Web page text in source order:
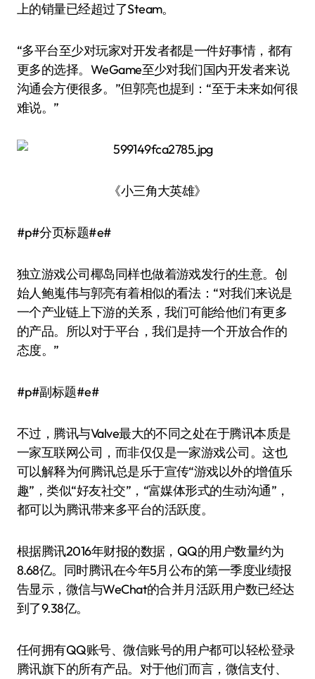
上的销量已经超过了Steam。
“多平台至少对玩家对开发者都是一件好事情，都有
更多的选择。WeGame至少对我们国内开发者来说
沟通会方便很多。”但郭亮也提到：“至于未来如何很
难说。”
《小三角大英雄》
#p#分页标题#e#
独立游戏公司椰岛同样也做着游戏发行的生意。创
始人鲍嵬伟与郭亮有着相似的看法：“对我们来说是
一个产业链上下游的关系，我们可能给他们有更多
的产品。所以对于平台，我们是持一个开放合作的
态度。”
#p#副标题#e#
不过，腾讯与Valve最大的不同之处在于腾讯本质是
一家互联网公司，而非仅仅是一家游戏公司。这也
可以解释为何腾讯总是乐于宣传“游戏以外的增值乐
趣”，类似“好友社交”，“富媒体形式的生动沟通”，
都可以为腾讯带来多平台的活跃度。
根据腾讯2016年财报的数据，QQ的用户数量约为
8.68亿。同时腾讯在今年5月公布的第一季度业绩报
告显示，微信与WeChat的合并月活跃用户数已经达
到了9.38亿。
任何拥有QQ账号、微信账号的用户都可以轻松登录
腾讯旗下的所有产品。对于他们而言，微信支付、